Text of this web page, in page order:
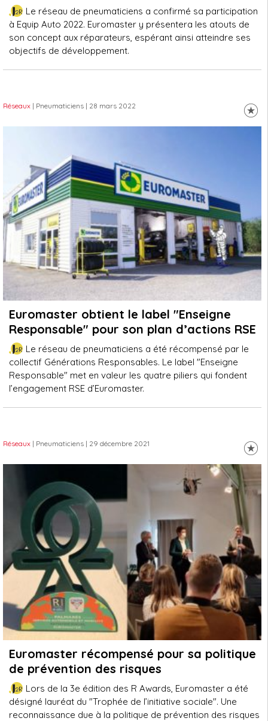
Le réseau de pneumaticiens a confirmé sa participation
à Equip Auto 2022. Euromaster y présentera les atouts de
son concept aux réparateurs, espérant ainsi atteindre ses
objectifs de développement.
Réseaux | Pneumaticiens | 28 mars 2022
Euromaster obtient le label "Enseigne
Responsable" pour son plan d’actions RSE
Le réseau de pneumaticiens a été récompensé par le
collectif Générations Responsables. Le label "Enseigne
Responsable" met en valeur les quatre piliers qui fondent
l’engagement RSE d’Euromaster.
Réseaux | Pneumaticiens | 29 décembre 2021
Euromaster récompensé pour sa politique
de prévention des risques
Lors de la 3e édition des R Awards, Euromaster a été
désigné lauréat du "Trophée de l’initiative sociale". Une
reconnaissance due à la politique de prévention des risques